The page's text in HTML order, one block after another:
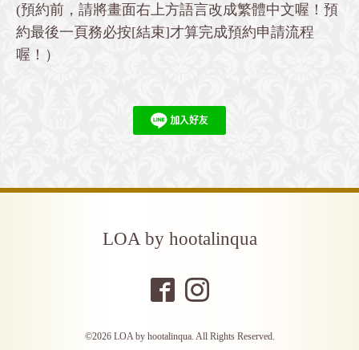
(預約前，請將畫面右上方語言改成繁體中文喔！預
約最後一頁務必按[結束]才算完成預約申請流程
喔！）
LOA by hootalinqua
©2026 LOA by hootalinqua. All Rights Reserved.